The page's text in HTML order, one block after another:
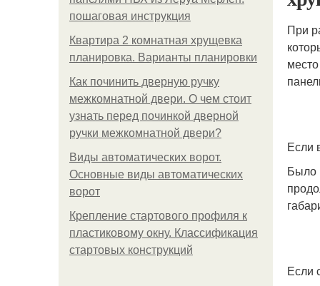
пошаговая инструкция
Квартира 2 комнатная хрущевка
планировка. Варианты планировки
Как починить дверную ручку
межкомнатной двери. О чем стоит
узнать перед починкой дверной
ручки межкомнатной двери?
Виды автоматических ворот.
Основные виды автоматических
ворот
Крепление стартового профиля к
пластиковому окну. Классификация
стартовых конструкций
При
Если
Было
Если